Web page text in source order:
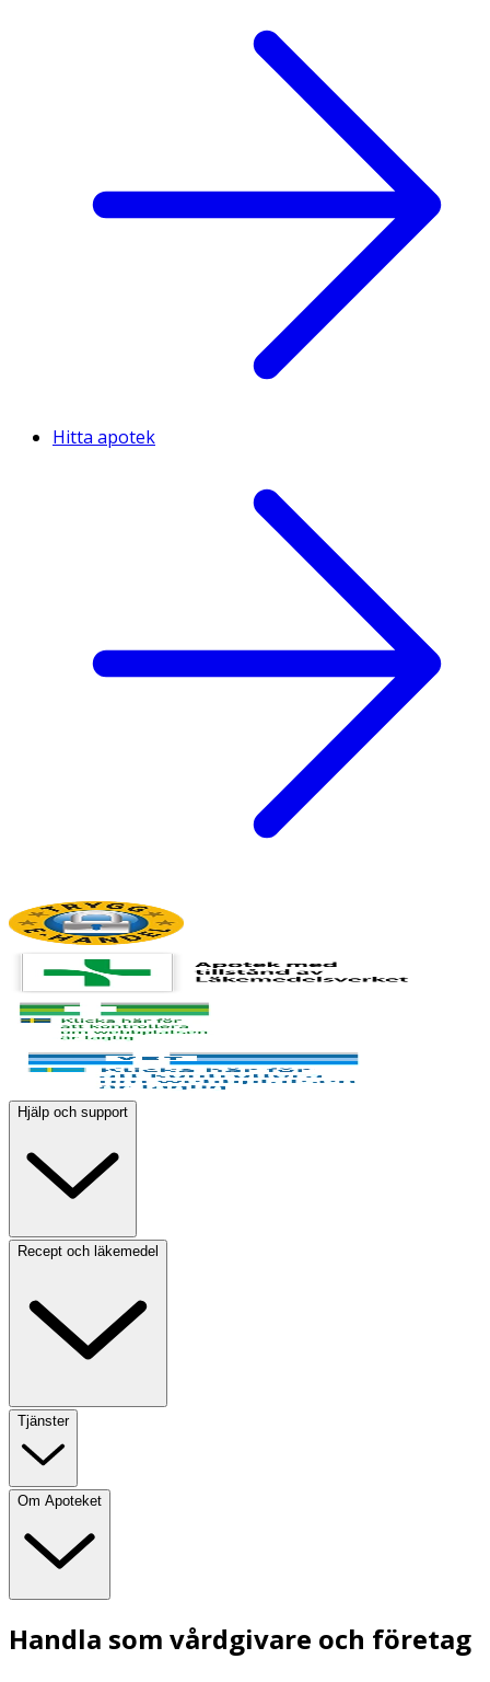
Hitta apotek
Hjälp och support
Recept och läkemedel
Tjänster
Om Apoteket
Handla som vårdgivare och företag